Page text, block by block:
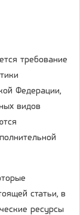
требование
Федерации,
видов
статьи, в
ресурсы